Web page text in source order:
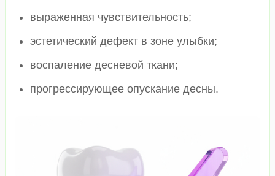
выраженная чувствительность;
эстетический дефект в зоне улыбки;
воспаление десневой ткани;
прогрессирующее опускание десны.